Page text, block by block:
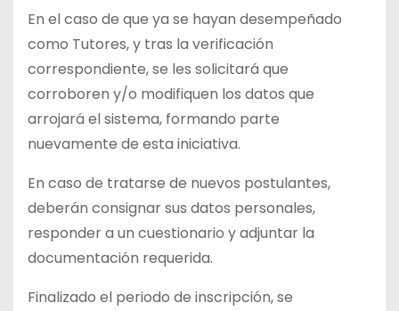
En el caso de que ya se hayan desempeñado
como Tutores, y tras la verificación
correspondiente, se les solicitará que
corroboren y/o modifiquen los datos que
arrojará el sistema, formando parte
nuevamente de esta iniciativa.
En caso de tratarse de nuevos postulantes,
deberán consignar sus datos personales,
responder a un cuestionario y adjuntar la
documentación requerida.
Finalizado el periodo de inscripción, se